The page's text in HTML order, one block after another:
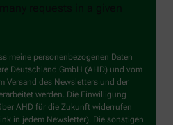
meine personenbezogenen Daten
Deutschland GmbH (AHD) und vom
Versand des Newsletters und der
werden. Die Einwilligung
AHD für die Zukunft widerrufen
in jedem Newsletter). Die sonstigen